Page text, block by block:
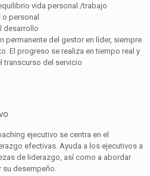
vida personal /trabajo
o personal
desarrollo
permanente del gestor en líder, siempre
El progreso se realiza en tiempo real y
transcurso del servicio
ejecutivo se centra en el
efectivas. Ayuda a los ejecutivos a
de liderazgo, así como a abordar
desempeño.